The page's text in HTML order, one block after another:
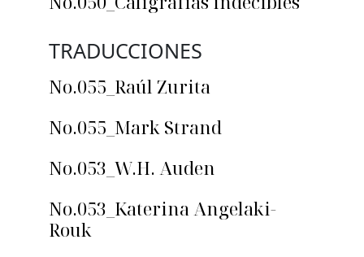
TRADUCCIONES
No.055_Raúl Zurita
No.055_Mark Strand
No.053_W.H. Auden
No.053_Katerina Angelaki-
Rouk